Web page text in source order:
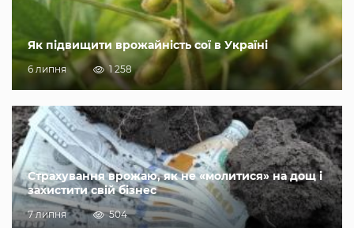
Як підвищити врожайність сої в Україні
6 липня 1 258
Страхування врожаю, як не «молитися» на дощ і
захистити свій бізнес
7 липня 504